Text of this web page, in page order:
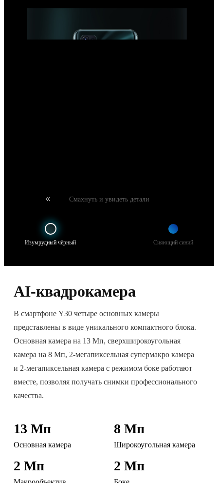
Смахнуть и увидеть детали
Изумрудный чёрный Сияющий синий
AI-квадрокамера
В смартфоне Y30 четыре основных камеры
представлены в виде уникального компактного блока.
Основная камера на 13 Мп, сверхширокоугольная
камера на 8 Мп, 2-мегапиксельная супермакро камера
и 2-мегапиксельная камера с режимом боке работают
вместе, позволяя получать снимки профессионального
качества.
13 Мп
Основная камера
8 Мп
Широкоугольная камера
2 Мп 2 Мп